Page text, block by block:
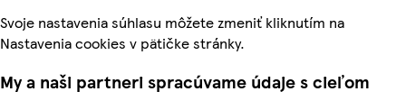
Svoje nastavenia súhlasu môžete zmeniť kliknutím na
Nastavenia cookies v pätičke stránky.
My a naši partneri spracúvame údaje s cieľom